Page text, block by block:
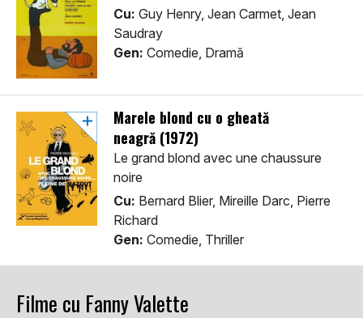
Cu: Guy Henry, Jean Carmet, Jean
Saudray
Gen: Comedie, Dramă
Marele blond cu o gheată
neagră (1972)
Le grand blond avec une chaussure
noire
Cu: Bernard Blier, Mireille Darc, Pierre
Richard
Gen: Comedie, Thriller
Filme cu Fanny Valette